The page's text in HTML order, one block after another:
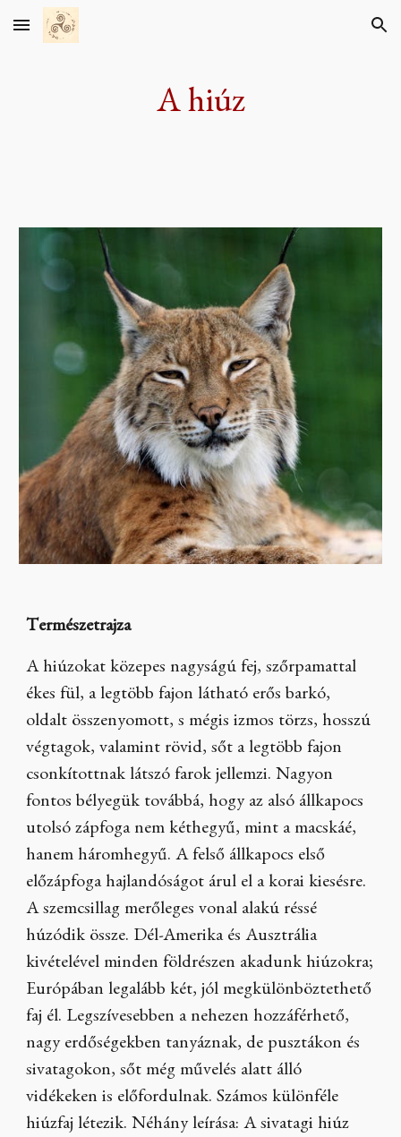
Skip to main content Skip to navigation
A hiúz
Természetrajza
A hiúzokat közepes nagyságú fej, szőrpamattal
ékes fül, a legtöbb fajon látható erős barkó,
oldalt összenyomott, s mégis izmos törzs, hosszú
végtagok, valamint rövid, sőt a legtöbb fajon
csonkítottnak látszó farok jellemzi. Nagyon
fontos bélyegük továbbá, hogy az alsó állkapocs
utolsó zápfoga nem kéthegyű, mint a macskáé,
hanem háromhegyű. A felső állkapocs első
előzápfoga hajlandóságot árul el a korai kiesésre.
A szemcsillag merőleges vonal alakú réssé
húzódik össze. Dél-Amerika és Ausztrália
kivételével minden földrészen akadunk hiúzokra;
Európában legalább két, jól megkülönböztethető
faj él. Legszívesebben a nehezen hozzáférhető,
nagy erdőségekben tanyáznak, de pusztákon és
sivatagokon, sőt még művelés alatt álló
vidékeken is előfordulnak. Számos különféle
hiúzfaj létezik. Néhány leírása: A sivatagi hiúz